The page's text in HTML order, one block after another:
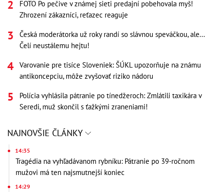
FOTO Po pečive v známej sieti predajní pobehovala myš!
Zhrození zákazníci, reťazec reaguje
Česká moderátorka už roky randí so slávnou speváčkou, ale...
Čelí neustálemu hejtu!
Varovanie pre tisíce Sloveniek: ŠÚKL upozorňuje na známu
antikoncepciu, môže zvyšovať riziko nádoru
Polícia vyhlásila pátranie po tínedžeroch: Zmlátili taxikára v
Seredi, muž skončil s ťažkými zraneniami!
NAJNOVŠIE ČLÁNKY
14:35
Tragédia na vyhľadávanom rybníku: Pátranie po 39-ročnom
mužovi má ten najsmutnejší koniec
14:29